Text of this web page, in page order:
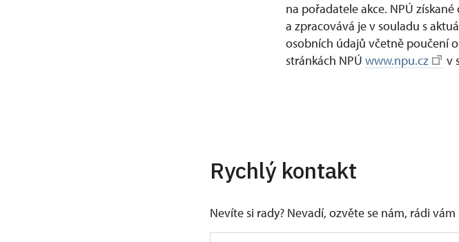
na pořadatele akce. NPÚ
a zpracovává je v souladu s
osobních údajů včetně poučení
stránkách NPÚ www.npu.cz v
Rychlý kontakt
Nevíte si rady? Nevadí, ozvěte se nám, rádi